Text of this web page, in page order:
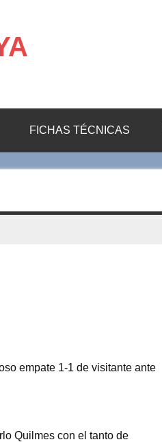
FICHAS TÉCNICAS
empate 1-1 de visitante ante
Quilmes con el tanto de